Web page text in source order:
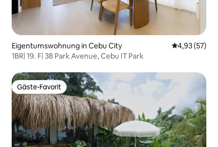
Eigentumswohnung in Cebu City
4,93 (57)
1BR| 19. F| 38 Park Avenue, Cebu IT Park
Gäste-Favorit
Gäste-Favorit